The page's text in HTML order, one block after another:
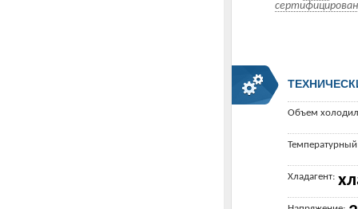
сертифицирован
Объем
Хладагент: